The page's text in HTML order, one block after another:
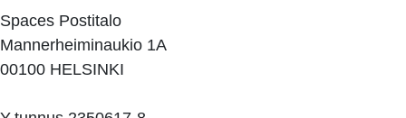
Spaces Postitalo
Mannerheiminaukio 1A
00100 HELSINKI